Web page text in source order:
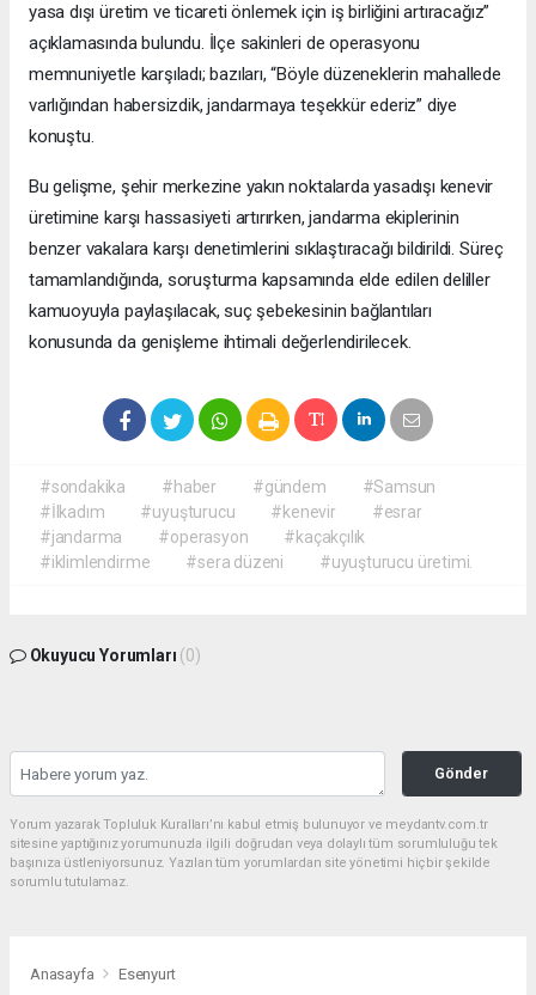
yasa dışı üretim ve ticareti önlemek için iş birliğini artıracağız”
açıklamasında bulundu. İlçe sakinleri de operasyonu
memnuniyetle karşıladı; bazıları, “Böyle düzeneklerin mahallede
varlığından habersizdik, jandarmaya teşekkür ederiz” diye
konuştu.
Bu gelişme, şehir merkezine yakın noktalarda yasadışı kenevir
üretimine karşı hassasiyeti artırırken, jandarma ekiplerinin
benzer vakalara karşı denetimlerini sıklaştıracağı bildirildi. Süreç
tamamlandığında, soruşturma kapsamında elde edilen deliller
kamuoyuyla paylaşılacak, suç şebekesinin bağlantıları
konusunda da genişleme ihtimali değerlendirilecek.
#sondakika #haber #gündem
#Samsun
#İlkadım
#uyuşturucu #kenevir
#esrar
#jandarma
#operasyon
#kaçakçılık
#iklimlendirme
#sera düzeni #uyuşturucu üretimi.
Okuyucu Yorumları (0)
Gönder
Yorum yazarak Topluluk Kuralları’nı kabul etmiş bulunuyor ve meydantv.com.tr
sitesine yaptığınız yorumunuzla ilgili doğrudan veya dolaylı tüm sorumluluğu tek
başınıza üstleniyorsunuz. Yazılan tüm yorumlardan site yönetimi hiçbir şekilde
sorumlu tutulamaz.
Anasayfa Esenyurt